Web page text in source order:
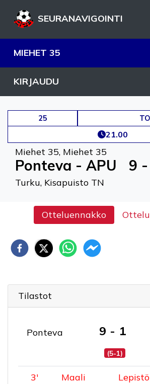
SEURANAVIGOINTI
MIEHET 35
KIRJAUDU
25
21.00
Miehet 35, Miehet 35
Ponteva - APU 9
Turku, Kisapuisto TN
Otteluennakko
Tilastot
Ponteva 9 - 1
(5-1)
3' Maali